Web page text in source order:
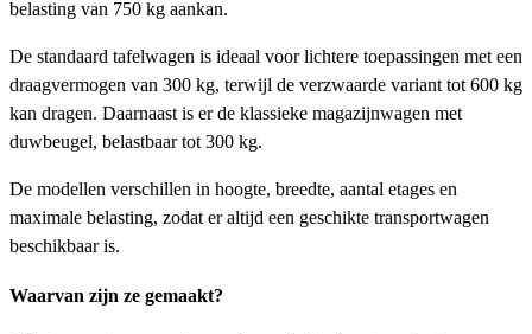
belasting van 750 kg aankan.
De standaard tafelwagen is ideaal voor lichtere toepassingen met een
draagvermogen van 300 kg, terwijl de verzwaarde variant tot 600 kg
kan dragen. Daarnaast is er de klassieke magazijnwagen met
duwbeugel, belastbaar tot 300 kg.
De modellen verschillen in hoogte, breedte, aantal etages en
maximale belasting, zodat er altijd een geschikte transportwagen
beschikbaar is.
Waarvan zijn ze gemaakt?